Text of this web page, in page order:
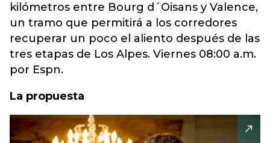
kilómetros entre Bourg d´Oisans y Valence,
un tramo que permitirá a los corredores
recuperar un poco el aliento después de las
tres etapas de Los Alpes. Viernes 08:00 a.m.
por Espn.
La propuesta